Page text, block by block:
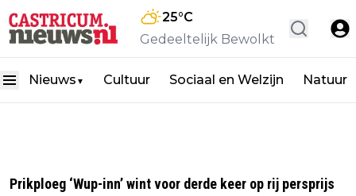
25°C
Gedeeltelijk Bewolkt
Nieuws ▼ Cultuur Sociaal en Welzijn Natuur
Prikploeg ‘Wup-inn’ wint voor derde keer op rij persprijs